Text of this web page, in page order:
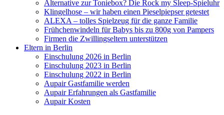
Alternative zur Toniebox? Die Rock my Sleep-Spieluhr
Klingelhose – wir haben einen Pieselpiepser getestet
ALEXA – tolles Spielzeug für die ganze Familie
Frühchenwindeln für Babys bis zu 800g von Pampers
Firmen die Zwillingseltern unterstützen
Eltern in Berlin
Einschulung 2026 in Berlin
Einschulung 2023 in Berlin
Einschulung 2022 in Berlin
Aupair Gastfamilie werden
Aupair Erfahrungen als Gastfamilie
Aupair Kosten